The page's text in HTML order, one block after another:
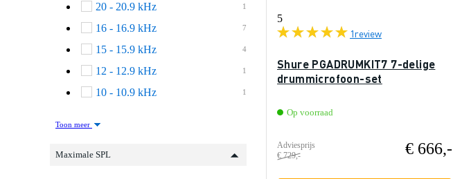
1
20 - 20.9 kHz
7
16 - 16.9 kHz
4
15 - 15.9 kHz
1
12 - 12.9 kHz
1
10 - 10.9 kHz
Toon meer
Maximale SPL
5
1review
Shure PGADRUMKIT7 7-delige
drummicrofoon-set
Op voorraad
Adviesprijs
€ 729,-
€ 666,-